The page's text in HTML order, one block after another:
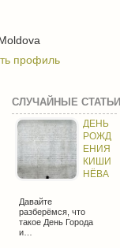
профиль
СЛУЧАЙНЫЕ СТАТЬИ
ДЕНЬ
РОЖД
ЕНИЯ
КИШИ
НЁВА
Давайте
разберёмся, что
такое День Города
и…